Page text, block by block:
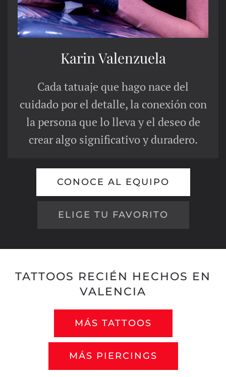
Karin Valenzuela
Cada tatuaje que hago nace del
cuidado por el detalle, la conexión con
la persona que lo lleva y el deseo de
crear algo significativo y duradero.
CONOCE AL EQUIPO
ELIGE TU FAVORITO
TATTOOS RECIÉN HECHOS EN
VALENCIA
MÁS TATTOOS
MÁS PIERCINGS